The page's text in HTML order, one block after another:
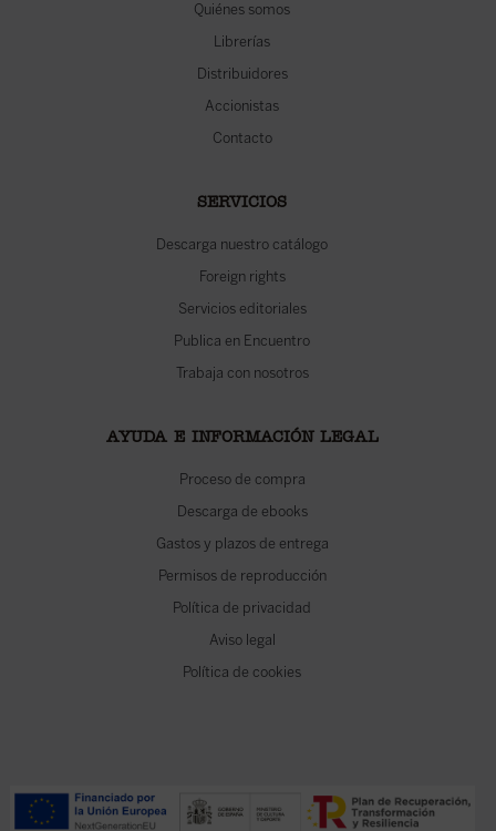
Quiénes somos
Librerías
Distribuidores
Accionistas
Contacto
SERVICIOS
Descarga nuestro catálogo
Foreign rights
Servicios editoriales
Publica en Encuentro
Trabaja con nosotros
AYUDA E INFORMACIÓN LEGAL
Proceso de compra
Descarga de ebooks
Gastos y plazos de entrega
Permisos de reproducción
Política de privacidad
Aviso legal
Política de cookies